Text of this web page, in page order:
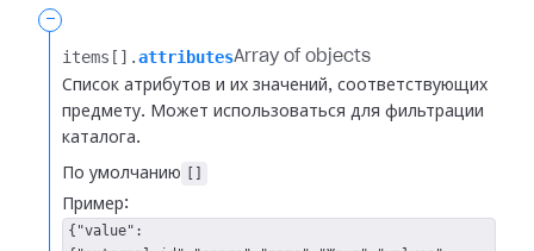
-
items[].​attributesArray of objects
Список атрибутов и их значений, соответствующих
предмету. Может использоваться для фильтрации
каталога.
По умолчанию
Пример:
{"value":